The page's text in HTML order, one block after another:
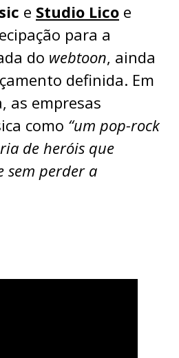
e Studio Lico e
para a
do webtoon, ainda
definida. Em
as empresas
como “um pop-rock
de heróis que
sem perder a